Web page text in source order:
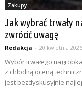
Zakupy
Jak wybrać trwały
zwrócić uwagę
Redakcja - 20 kwietnia 2026
Wybór trwałego
z chłodną oceną
jest bezdyskusyjnie